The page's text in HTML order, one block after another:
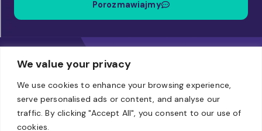
We value your privacy
We use cookies to enhance your browsing experience,
serve personalised ads or content, and analyse our
traffic. By clicking "Accept All", you consent to our use of
cookies.
Porozmawiajmy
Biuro
Al. Jerozolimskie 94, Warszawa, 00-807